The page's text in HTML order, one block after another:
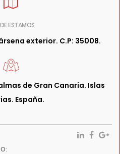
ESTAMOS
exterior. C.P: 35008.
de Gran Canaria. Islas
España.